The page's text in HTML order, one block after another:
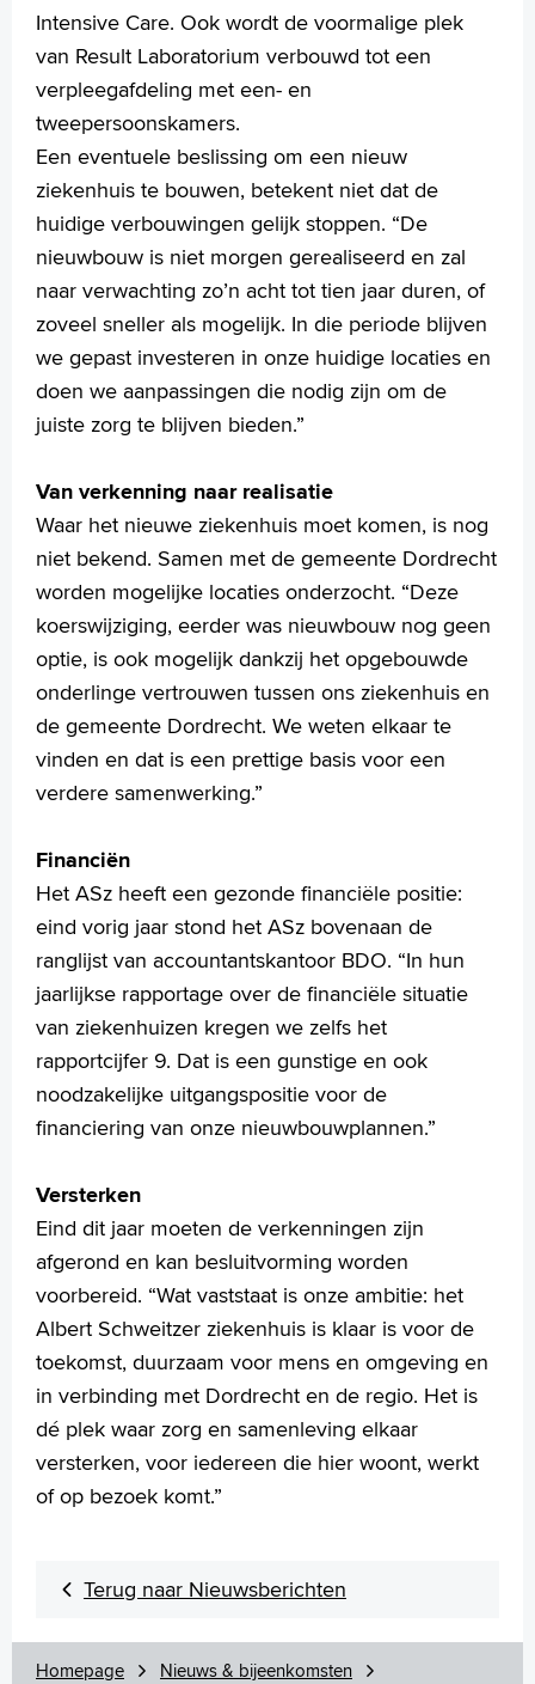
Intensive Care. Ook wordt de voormalige plek
van Result Laboratorium verbouwd tot een
verpleegafdeling met een- en
tweepersoonskamers.
Een eventuele beslissing om een nieuw
ziekenhuis te bouwen, betekent niet dat de
huidige verbouwingen gelijk stoppen. “De
nieuwbouw is niet morgen gerealiseerd en zal
naar verwachting zo’n acht tot tien jaar duren, of
zoveel sneller als mogelijk. In die periode blijven
we gepast investeren in onze huidige locaties en
doen we aanpassingen die nodig zijn om de
juiste zorg te blijven bieden.”
Van verkenning naar realisatie
Waar het nieuwe ziekenhuis moet komen, is nog
niet bekend. Samen met de gemeente Dordrecht
worden mogelijke locaties onderzocht. “Deze
koerswijziging, eerder was nieuwbouw nog geen
optie, is ook mogelijk dankzij het opgebouwde
onderlinge vertrouwen tussen ons ziekenhuis en
de gemeente Dordrecht. We weten elkaar te
vinden en dat is een prettige basis voor een
verdere samenwerking.”
Financiën
Het ASz heeft een gezonde financiële positie:
eind vorig jaar stond het ASz bovenaan de
ranglijst van accountantskantoor BDO. “In hun
jaarlijkse rapportage over de financiële situatie
van ziekenhuizen kregen we zelfs het
rapportcijfer 9. Dat is een gunstige en ook
noodzakelijke uitgangspositie voor de
financiering van onze nieuwbouwplannen.”
Versterken
Eind dit jaar moeten de verkenningen zijn
afgerond en kan besluitvorming worden
voorbereid. “Wat vaststaat is onze ambitie: het
Albert Schweitzer ziekenhuis is klaar is voor de
toekomst, duurzaam voor mens en omgeving en
in verbinding met Dordrecht en de regio. Het is
dé plek waar zorg en samenleving elkaar
versterken, voor iedereen die hier woont, werkt
of op bezoek komt.”
Terug naar Nieuwsberichten
Homepage
Nieuws & bijeenkomsten